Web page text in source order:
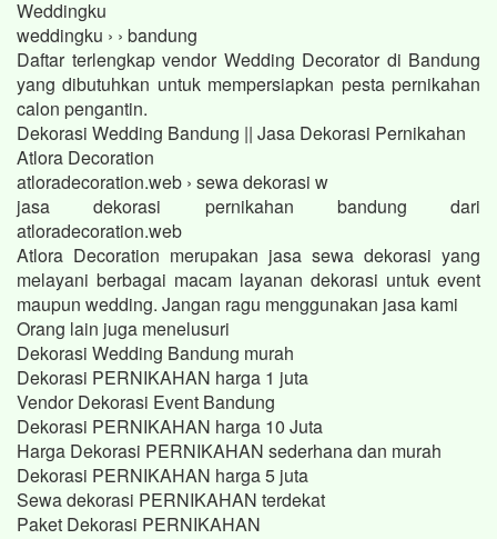
Weddingku
weddingku › › bandung
Daftar terlengkap vendor Wedding Decorator di Bandung
yang dibutuhkan untuk mempersiapkan pesta pernikahan
calon pengantin.
Dekorasi Wedding Bandung || Jasa Dekorasi Pernikahan
Atlora Decoration
atloradecoration.web › sewa dekorasi w
jasa dekorasi pernikahan bandung dari
atloradecoration.web
Atlora Decoration merupakan jasa sewa dekorasi yang
melayani berbagai macam layanan dekorasi untuk event
maupun wedding. Jangan ragu menggunakan jasa kami
Orang lain juga menelusuri
Dekorasi Wedding Bandung murah
Dekorasi PERNIKAHAN harga 1 juta
Vendor Dekorasi Event Bandung
Dekorasi PERNIKAHAN harga 10 Juta
Harga Dekorasi PERNIKAHAN sederhana dan murah
Dekorasi PERNIKAHAN harga 5 juta
Sewa dekorasi PERNIKAHAN terdekat
Paket Dekorasi PERNIKAHAN